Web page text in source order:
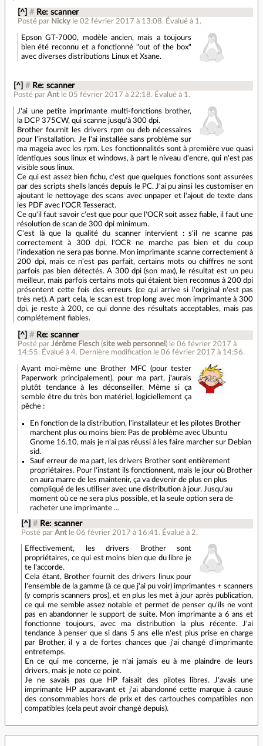
[^] # Re: scanner
Posté par Nicky le 02 février 2017 à 13:08.Évalué à 1.
Epson GT-7000, modèle ancien, mais a toujours
bien été reconnu et a fonctionné "out of the box"
avec diverses distributions Linux et Xsane.
[^] # Re: scanner
Posté parAnt le 05 février 2017 à 22:18. Évalué à 1.
J'ai une petite imprimante multi-fonctions brother,
la DCP 375CW, qui scanne jusqu'à 300 dpi.
Brother fournit les drivers rpm ou deb nécessaires
pour l'installation. Je l'ai installée sans problème sur
ma mageia avec les rpm. Les fonctionnalités sont à première vue quasi
identiques sous linux et windows, à part le niveau d'encre, qui n'est pas
visible sous linux.
Ce qui est assez bien fichu, c'est que quelques fonctions sont assurées
par des scripts shells lancés depuis le PC. J'ai pu ainsi les customiser en
ajoutant le nettoyage des scans avec unpaper et l'ajout de texte dans
les PDF avec l'OCR Tesseract.
Ce qu'il faut savoir c'est que pour que l'OCR soit assez fiable, il faut une
résolution de scan de 300 dpi minimum.
C'est là que la qualité du scanner intervient : s'il ne scanne pas
correctement à 300 dpi, l'OCR ne marche pas bien et du coup
l'indexation ne sera pas bonne. Mon imprimante scanne correctement à
200 dpi, mais ce n'est pas parfait, certains mots ou chiffres ne sont
parfois pas bien détectés. A 300 dpi (son max), le résultat est un peu
meilleur, mais parfois certains mots qui étaient bien reconnus à 200 dpi
présentent cette fois des erreurs (ce qui arrive si l'original n'est pas
très net). A part cela, le scan est trop long avec mon imprimante à 300
dpi, je reste à 200, ce qui donne des résultats acceptables, mais pas
complétement fiables.
[^] # Re: scanner
Posté par Jérôme Flesch(site web personnel ) le 06 février 2017 à
14:55. Évalué à 4. Dernière modification le 06 février 2017 à 14:56.
Ayant moi-même une Brother MFC (pour tester
Paperwork principalement), pour ma part, j'aurais
plutôt tendance à les déconseiller. Même si ça
semble être du très bon matériel, logiciellement ça
pêche :
En fonction de la distribution, l'installateur et les pilotes Brother
marchent plus ou moins bien: Pas de problème avec Ubuntu
Gnome 16.10, mais je n'ai pas réussi à les faire marcher sur Debian
sid.
Sauf erreur de ma part, les drivers Brother sont entièrement
propriétaires. Pour l'instant ils fonctionnent, mais le jour où Brother
en aura marre de les maintenir, ça va devenir de plus en plus
compliqué de les utiliser avec une distribution à jour. Jusqu'au
moment où ce ne sera plus possible, et la seule option sera de
racheter une imprimante …
[^] # Re: scanner
Posté parAnt le 06 février 2017 à 16:41 . Évalué à 2.
Effectivement, les drivers Brother sont
propriétaires, ce qui est moins bien que du libre je
te l'accorde.
Cela étant, Brother fournit des drivers linux pour
l'ensemble de la gamme (à ce que j'ai pu voir) imprimantes + scanners
(y compris scanners pros), et en plus les met à jour après publication,
ce qui me semble assez notable et permet de penser qu'ils ne vont
pas en abandonner le support de suite. Mon imprimante a 6 ans et
fonctionne toujours, avec ma distribution la plus récente. J'ai
tendance à penser que si dans 5 ans elle n'est plus prise en charge
par Brother, il y a de fortes chances que j'ai changé d'imprimante
entretemps.
En ce qui me concerne, je n'ai jamais eu à me plaindre de leurs
drivers, mais je note ce point.
Je ne savais pas que HP faisait des pilotes libres. J'avais une
imprimante HP auparavant et j'ai abandonné cette marque à cause
des consommables hors de prix et des cartouches compatibles non
compatibles (cela peut avoir changé depuis).